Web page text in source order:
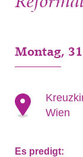
Montag,
Wien
Es predigt: